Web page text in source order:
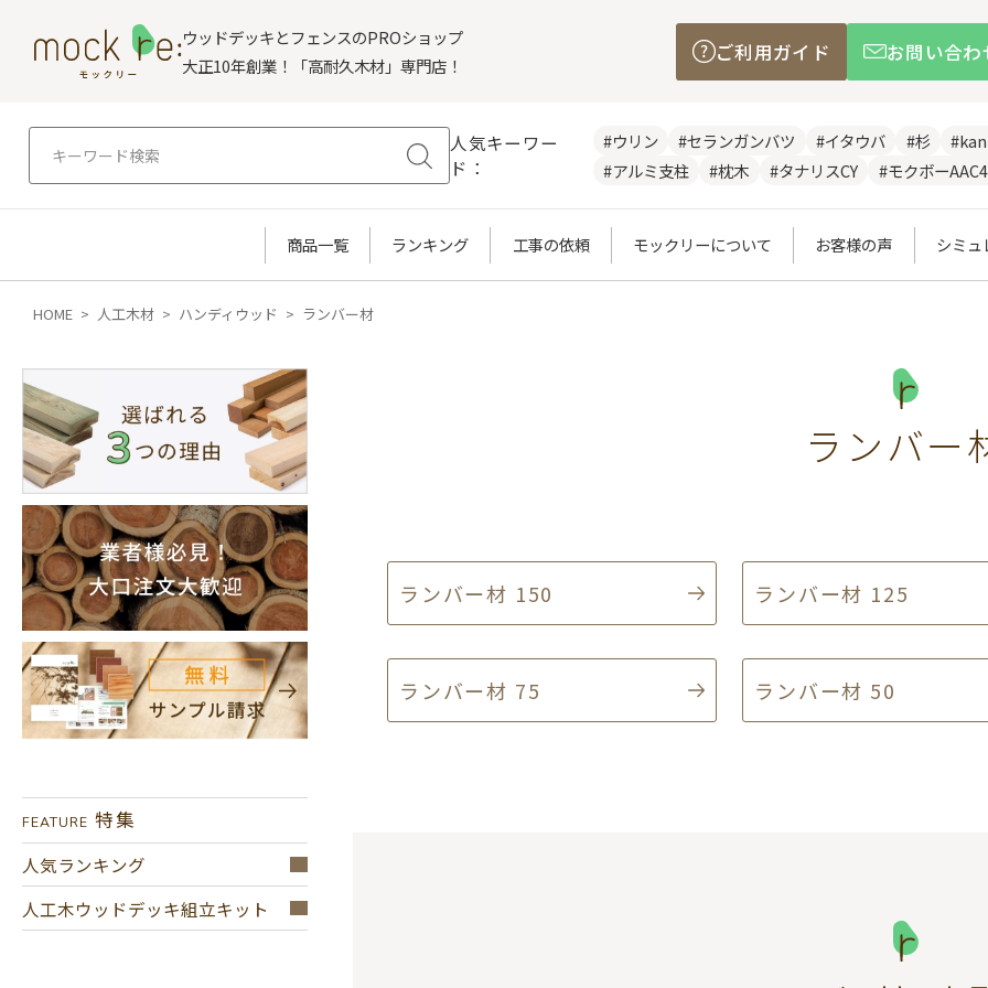
ウッドデッキとフェンスのPROショップ
大正10年創業！「高耐久木材」専門店！
ご利用ガイド お問い合わ
人気キーワー
ド：
#ウリン #セランガンバツ #イタウバ #杉
#アルミ支柱
#枕木 #タナリスCY #モクボー
商品一覧 ランキング 工事の依頼 モックリーについて お客様の声 シミュ
HOME 人工木材 ハンディウッド ランバー材
FEATURE 特集
人気ランキング
人工木ウッドデッキ組立キット
ランバー
ランバー材 150 ランバー材 125
ランバー材 75 ランバー材 50